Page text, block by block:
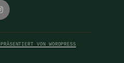
VON WORDPRESS